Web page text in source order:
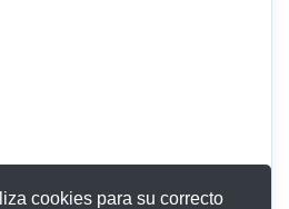
cookies para su correcto